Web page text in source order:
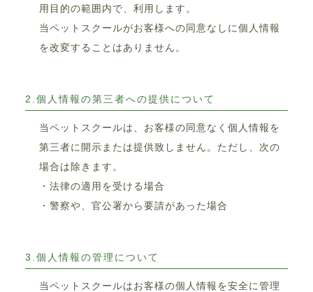
用目的の範囲内で、利用します。
当ペットスクールがお客様への同意なしに個人情報
を改変することはありません。
2.個人情報の第三者への提供について
当ペットスクールは、お客様の同意なく個人情報を
第三者に開示または提供致しません。ただし、次の
場合は除きます。
・法律の適用を受ける場合
・警察や、官公署から要請があった場合
3.個人情報の管理について
当ペットスクールはお客様の個人情報を安全に管理